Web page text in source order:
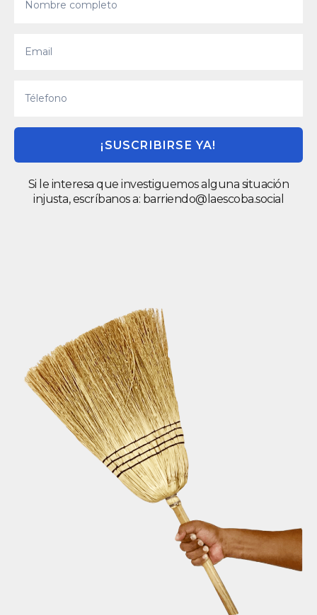
¡SUSCRIBIRSE YA!
Si le interesa que investiguemos alguna situación
injusta, escríbanos a: barriendo@laescoba.social